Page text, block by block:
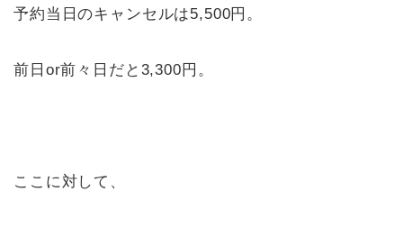
予約当日のキャンセルは5,500円。
前日or前々日だと3,300円。
ここに対して、